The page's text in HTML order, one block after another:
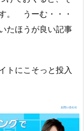
。 うーむ・・・
たほうが良い記事
トにこそっと投入